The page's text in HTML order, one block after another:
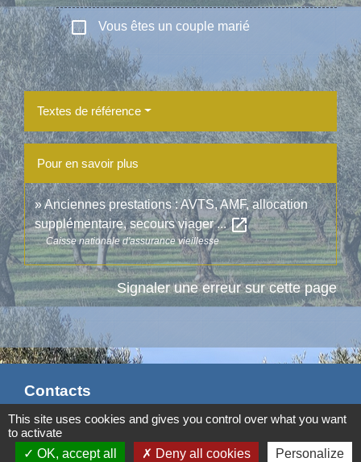
check_box_outline_blank Vous êtes un couple marié
Textes de référence
Pour en savoir plus
Anciennes prestations : AVTS, AMF, allocation
supplémentaire, secours viager ...open_in_new
Caisse nationale d'assurance vieillesse
Signaler une erreur sur cette page
Contacts
Commune d'Aubord
1 Place de la Mairie
This site uses cookies and gives you control over what you want
to activate
OK, accept all
Deny all cookies Personalize